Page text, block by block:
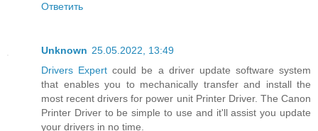
Ответить
Unknown 25.05.2022, 13:49
Drivers Expert could be a driver update software system
that enables you to mechanically transfer and install the
most recent drivers for power unit Printer Driver. The Canon
Printer Driver to be simple to use and it'll assist you update
your drivers in no time.